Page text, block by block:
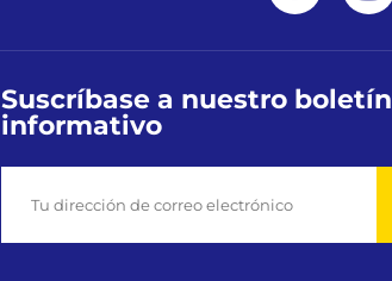
Suscríbase a nuestro boletín
informativo